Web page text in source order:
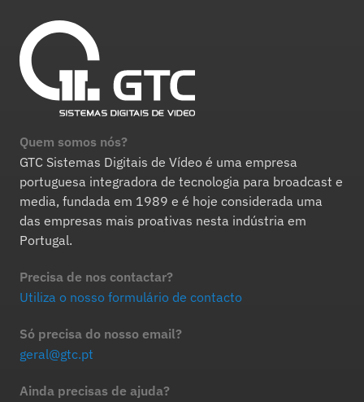
Quem somos nós?
GTC Sistemas Digitais de Vídeo é uma empresa
portuguesa integradora de tecnologia para broadcast e
media, fundada em 1989 e é hoje considerada uma
das empresas mais proativas nesta indústria em
Portugal.
Precisa de nos contactar?
Utiliza o nosso formulário de contacto
Só precisa do nosso email?
geral@gtc.pt
Ainda precisas de ajuda?